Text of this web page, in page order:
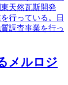
天然瓦斯開発
行っている。日
調査事業を行っ
メルロジ